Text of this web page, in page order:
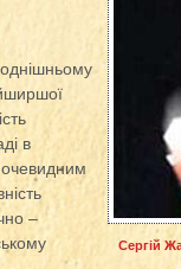
Сергій
в
–